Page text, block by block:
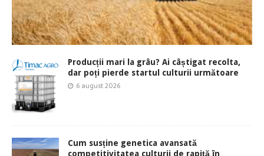
Producții mari la grâu? Ai câștigat recolta,
dar poți pierde startul culturii următoare
6 august 2026
Cum susține genetica avansată
competitivitatea culturii de rapiță în